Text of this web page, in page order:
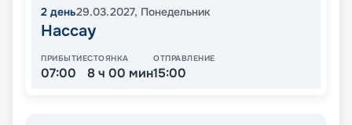
2 день29.03.2027, Понедельник
Нассау
ПРИБЫТИЕ
07:00
СТОЯНКА
8 ч 00 мин
ОТПРАВЛЕНИЕ
15:00